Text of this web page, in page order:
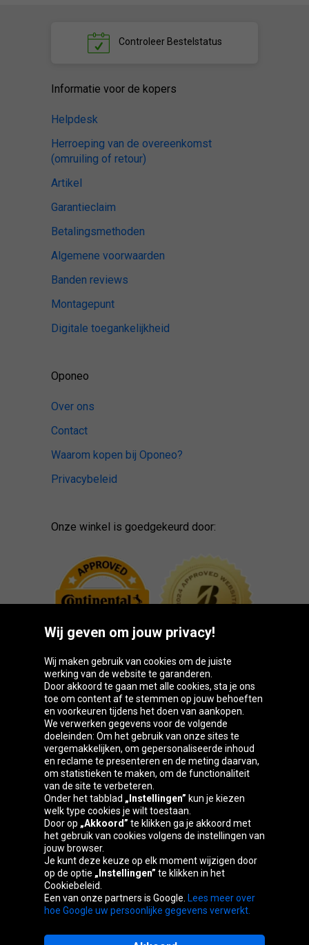
ControleerBestelstatus
Informatie voor de kopers
Helpdesk
Herroeping van de overeenkomst
(omruiling of retour)
Artikel
Garantieclaim
Betalingsmethoden
Algemene voorwaarden
Banden reviews
Montagepunt
Digitale toegankelijkheid
Oponeo
Over ons
Contact
Waarom kopen bij Oponeo?
Privacybeleid
Onze winkel is goedgekeurd door:
Oponeo-groep
Belgique
Česká
republika
Deutschland Éire
España France Italia Magyarország
Österreich
republika
Kingdom
Wij geven om jouw privacy!
Wij maken gebruik van cookies om de juiste
werking van de website te garanderen.
Door akkoord te gaan met alle cookies, sta je ons
toe om content af te stemmen op jouw behoeften
en voorkeuren tijdens het doen van aankopen.
We verwerken gegevens voor de volgende
doeleinden: Om het gebruik van onze sites te
vergemakkelijken, om gepersonaliseerde inhoud
en reclame te presenteren en de meting daarvan,
om statistieken te maken, om de functionaliteit
van de site te verbeteren.
Onder het tabblad „Instellingen” kun je kiezen
welk type cookies je wilt toestaan.
Door op „Akkoord” te klikken ga je akkoord met
het gebruik van cookies volgens de instellingen van
jouw browser.
Je kunt deze keuze op elk moment wijzigen door
op de optie „Instellingen” te klikken in het
Cookiebeleid.
Een van onze partners is Google. Lees meer over
hoe Google uw persoonlijke gegevens verwerkt.